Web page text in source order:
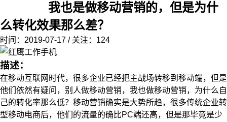
我也是做移动营销的，但是为什
么转化效果那么差？
时间：2019-07-17 / 关注：124
描述：
在移动互联网时代，很多企业已经把主战场转移到移动端，但是
他们依然有疑问，别人做移动营销，我也做移动营销，为什么自
己的转化率那么低？移动营销确实是大势所趋，很多传统企业转
型移动电商后，他们的流量的确比PC端还高，但是那毕竟是少